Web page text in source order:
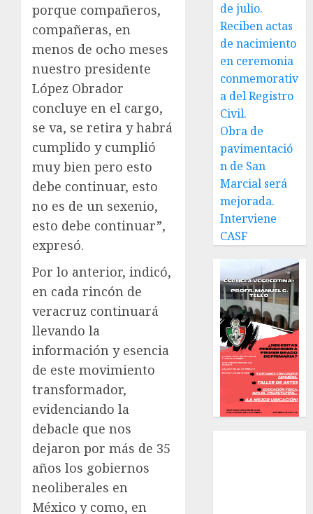
porque compañeros,
compañeras, en
menos de ocho meses
nuestro presidente
López Obrador
concluye en el cargo,
se va, se retira y habrá
cumplido y cumplió
muy bien pero esto
debe continuar, esto
no es de un sexenio,
esto debe continuar”,
expresó.
Por lo anterior, indicó,
en cada rincón de
veracruz continuará
llevando la
información y esencia
de este movimiento
transformador,
evidenciando la
debacle que nos
dejaron por más de 35
años los gobiernos
neoliberales en
México y como, en
de julio.
Reciben actas
de nacimiento
en ceremonia
conmemorativ
a del Registro
Civil.
Obra de
pavimentació
n de San
Marcial será
mejorada.
Interviene
CASF